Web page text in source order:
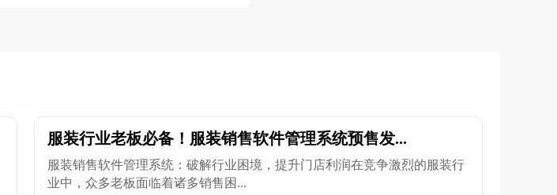
服装行业老板必备！服装销售软件管理系统预售发...
服装销售软件管理系统：破解行业困境，提升门店利润在竞争激烈的服装行
业中，众多老板面临着诸多销售困...